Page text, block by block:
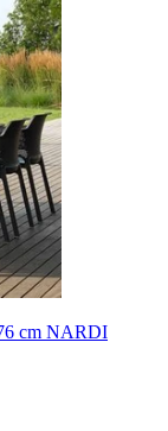
cm NARDI